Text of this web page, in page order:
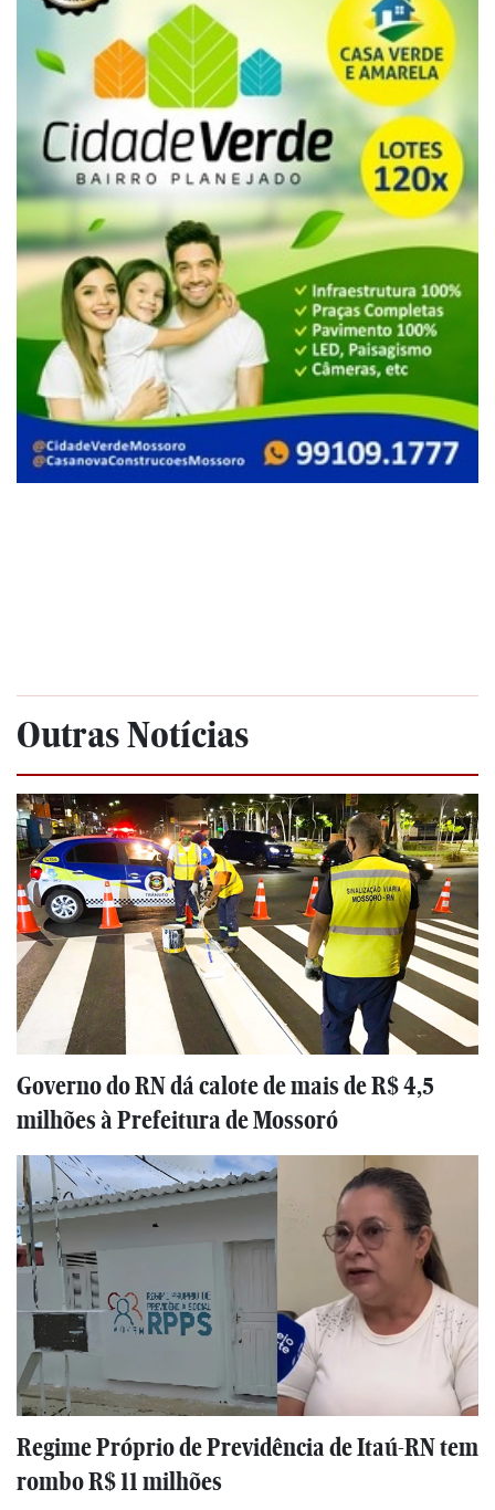
Outras Notícias
Governo do RN dá calote de mais de R$ 4,5
milhões à Prefeitura de Mossoró
Regime Próprio de Previdência de Itaú-RN tem
rombo R$ 11 milhões